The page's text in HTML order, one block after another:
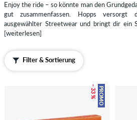
Enjoy the ride – so könnte man den
gut zusammenfassen. Hopps versorgt
ausgewählter Streetwear und bringt dir ein
[weiterlesen]
Filter & Sortierung
PROMO
– 33 %